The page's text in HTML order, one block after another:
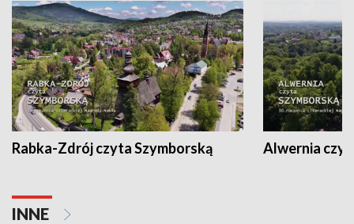
Rabka-Zdrój czyta Szymborską Alwernia
INNE